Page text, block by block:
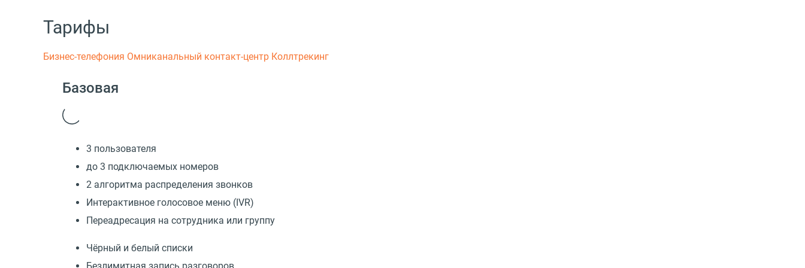
Тарифы
Бизнес-телефония Омниканальный контакт-центр Коллтрекинг
Базовая
3 пользователя
до 3 подключаемых номеров
2 алгоритма распределения звонков
Интерактивное голосовое меню (IVR)
Переадресация на сотрудника или группу
Чёрный и белый списки